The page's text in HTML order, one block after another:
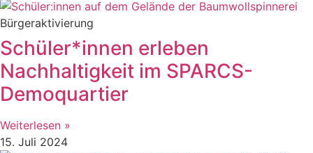
Bürgeraktivierung
Schüler*innen erleben
Nachhaltigkeit im SPARCS-
Demoquartier
Weiterlesen »
15. Juli 2024